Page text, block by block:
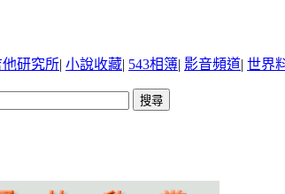
研究所| 小說收藏| 543相簿| 影音頻道| 世界